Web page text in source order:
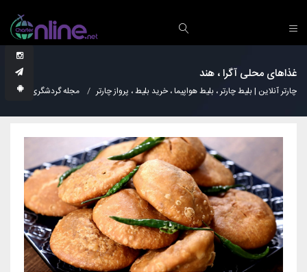
غذاهای محلی آگرا ، هند
چارتر آنلاین | بلیط چارتر ، بلیط هواپیما ، خرید بلیط ، پرواز چارتر مجله گردشگری